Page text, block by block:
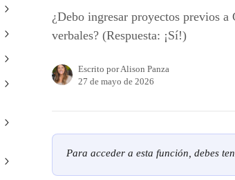
¿Debo ingresar proyectos previos
verbales? (Respuesta: ¡Sí!)
Escrito porAlison Panza
27 de mayo de 2026
Para acceder a esta función, debes